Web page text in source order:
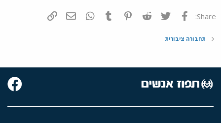
Share: פייסבוק Twitter
Reddit
Pinterest
Tumblr
WhatsAppדואר אלקטרוני
תחבורה ציבורית